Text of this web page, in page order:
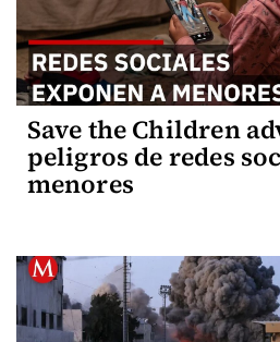
Save the Children
peligros de redes
menores